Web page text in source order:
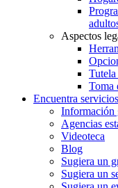
Aspectos
Toma
Encuentra
Información
Agencias
Videoteca
Blog
Sugiera un
Sugiera un